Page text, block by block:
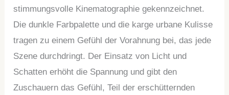
stimmungsvolle Kinematographie gekennzeichnet.
Die dunkle Farbpalette und die karge urbane Kulisse
tragen zu einem Gefühl der Vorahnung bei, das jede
Szene durchdringt. Der Einsatz von Licht und
Schatten erhöht die Spannung und gibt den
Zuschauern das Gefühl, Teil der erschütternden